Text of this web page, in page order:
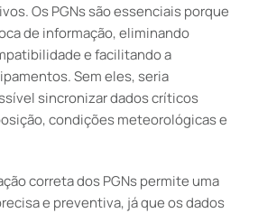
Os PGNs são essenciais porque
de informação, eliminando
e facilitando a
Sem eles, seria
sincronizar dados críticos
condições meteorológicas e
correta dos PGNs permite uma
e preventiva, já que os dados